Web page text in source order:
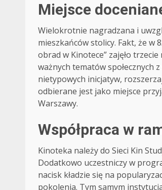
Miejsce
Wielokrotnie nagradzana i
mieszkańców stolicy. Fakt, że w
obrad w Kinotece” zajęło
ważnych tematów społecznych
nietypowych inicjatyw,
odbierane jest jako miejsce
Warszawy.
Współpraca w
Kinoteka należy do Sieci Kin
Dodatkowo uczestniczy w
nacisk kładzie się na
pokolenia. Tym samym